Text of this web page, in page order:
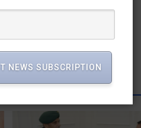
NEWS SUBSCRIPTION